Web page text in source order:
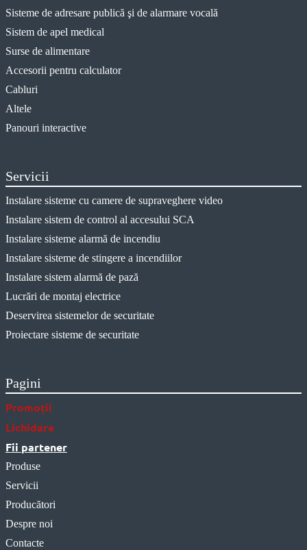
Sisteme de adresare publică şi de alarmare vocală
Sistem de apel medical
Surse de alimentare
Accesorii pentru calculator
Cabluri
Altele
Panouri interactive
Servicii
Instalare sisteme cu camere de supraveghere video
Instalare sistem de control al accesului SCA
Instalare sisteme alarmă de incendiu
Instalare sisteme de stingere a incendiilor
Instalare sistem alarmă de pază
Lucrări de montaj electrice
Deservirea sistemelor de securitate
Proiectare sisteme de securitate
Pagini
Promoții
Lichidare
Fii partener
Produse
Servicii
Producători
Despre noi
Contacte